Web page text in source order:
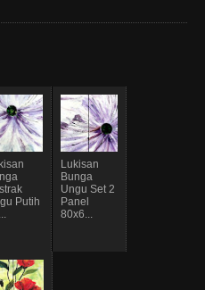
Putih
Lukisan
Bunga
Ungu Set 2
Panel
80x6...